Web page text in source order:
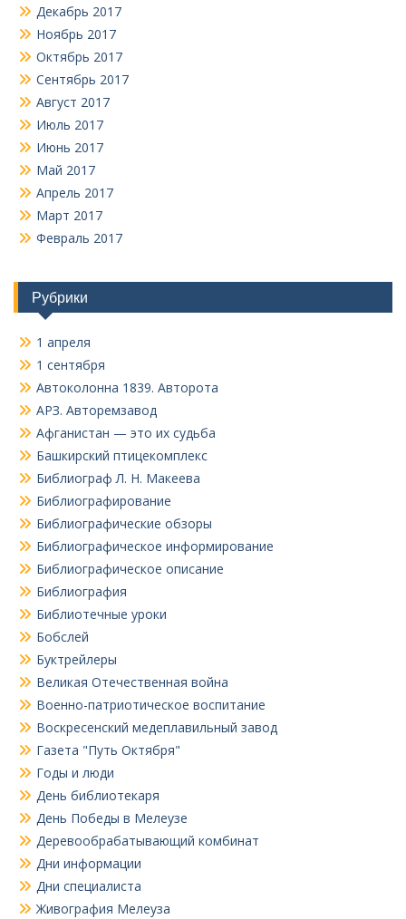
Декабрь 2017
Ноябрь 2017
Октябрь 2017
Сентябрь 2017
Август 2017
Июль 2017
Июнь 2017
Май 2017
Апрель 2017
Март 2017
Февраль 2017
Рубрики
1 апреля
1 сентября
Автоколонна 1839. Авторота
АРЗ. Авторемзавод
Афганистан — это их судьба
Башкирский птицекомплекс
Библиограф Л. Н. Макеева
Библиографирование
Библиографические обзоры
Библиографическое информирование
Библиографическое описание
Библиография
Библиотечные уроки
Бобслей
Буктрейлеры
Великая Отечественная война
Военно-патриотическое воспитание
Воскресенский медеплавильный завод
Газета "Путь Октября"
Годы и люди
День библиотекаря
День Победы в Мелеузе
Деревообрабатывающий комбинат
Дни информации
Дни специалиста
Живография Мелеуза